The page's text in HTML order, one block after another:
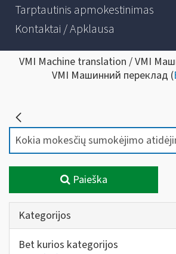
Tarptautinis apmokestinimas
Kontaktai / Apklausa
VMI Machine translation / VMI
VMI Машинний переклад (
Paieška
Kategorijos
Bet kurios kategorijos